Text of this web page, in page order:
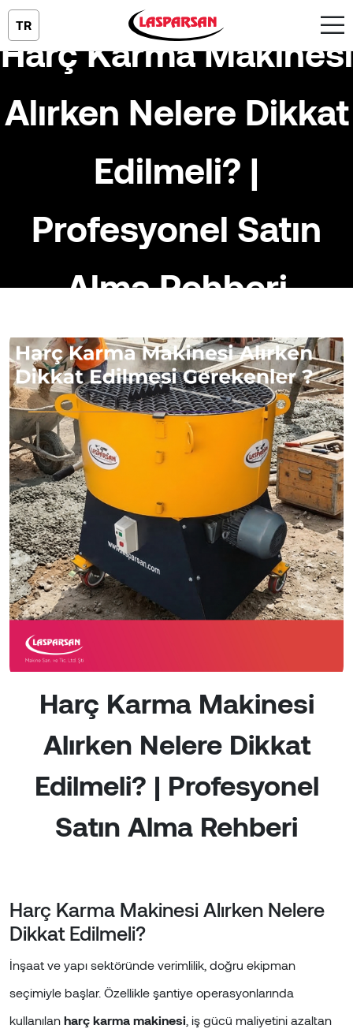
TR
Harç Karma Makinesi
Alırken Nelere Dikkat
Edilmeli? |
Profesyonel Satın
Alma Rehberi
Harç Karma Makinesi
Alırken Nelere Dikkat
Edilmeli? | Profesyonel
Satın Alma Rehberi
Harç Karma Makinesi Alırken Nelere
Dikkat Edilmeli?
İnşaat ve yapı sektöründe verimlilik, doğru ekipman
seçimiyle başlar. Özellikle şantiye operasyonlarında
kullanılan harç karma makinesi , iş gücü maliyetini azaltan